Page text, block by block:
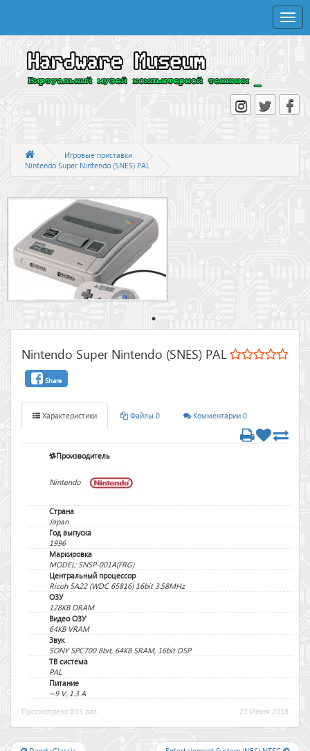
Toggle
Игровые приставки
Nintendo Super Nintendo (SNES) PAL
Nintendo Super Nintendo (SNES) PAL
Share
Характеристики Файлы 0 Комментарии 0
Производитель
Nintendo
Страна
Japan
Год выпуска
1996
Маркировка
MODEL: SNSP-001A(FRG)
Центральный процессор
Ricoh 5A22 (WDC 65816) 16bit 3.58MHz
ОЗУ
128KB DRAM
Видео ОЗУ
64KB VRAM
Звук
SONY SPC700 8bit, 64KB SRAM, 16bit DSP
ТВ система
PAL
Питание
~9 V, 1.3 A
Просмотрено 813 раз
27 Июня 2018